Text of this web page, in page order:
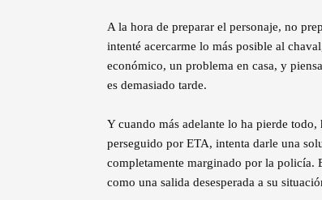
A la hora de preparar el personaje, no
intenté acercarme lo más posible al
económico, un problema en casa, y
es demasiado tarde.
Y cuando más adelante lo ha pierde
perseguido por ETA, intenta darle una
completamente marginado por la policía.
como una salida desesperada a su